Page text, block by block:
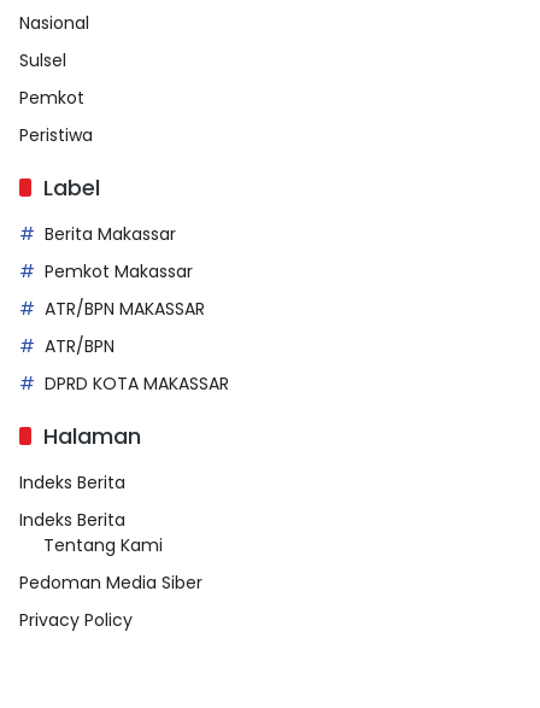
Nasional
Sulsel
Pemkot
Peristiwa
Label
Berita Makassar
Pemkot Makassar
ATR/BPN MAKASSAR
ATR/BPN
DPRD KOTA MAKASSAR
Halaman
Indeks Berita
Indeks Berita
Tentang Kami
Pedoman Media Siber
Privacy Policy